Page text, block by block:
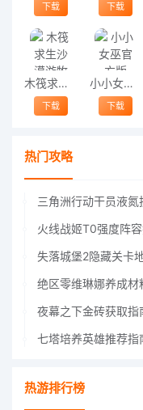
下载 下载
木筏求生沙漠游牧者Desert Nomad最新版
下载
小小女巫官方版
下载
热门攻略
失落城堡2隐藏关卡
绝区零维琳娜养成材
热游排行榜